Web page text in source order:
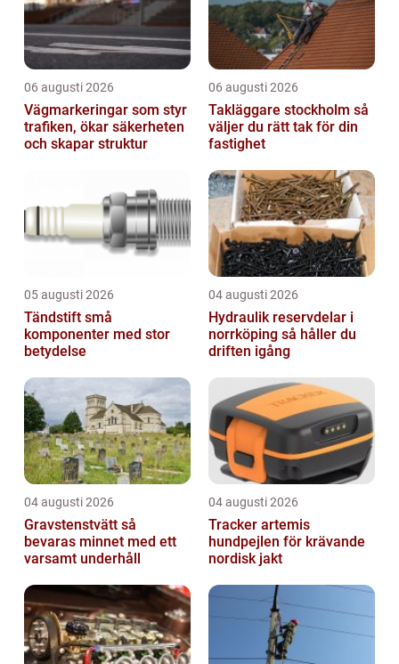
06 augusti 2026
Vägmarkeringar som styr
trafiken, ökar säkerheten
och skapar struktur
06 augusti 2026
Takläggare stockholm så
väljer du rätt tak för din
fastighet
05 augusti 2026
Tändstift små
komponenter med stor
betydelse
04 augusti 2026
Hydraulik reservdelar i
norrköping så håller du
driften igång
04 augusti 2026
Gravstenstvätt så
bevaras minnet med ett
varsamt underhåll
04 augusti 2026
Tracker artemis
hundpejlen för krävande
nordisk jakt